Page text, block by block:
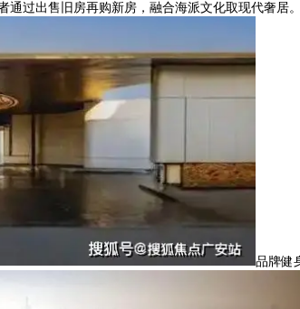
通过出售旧房再购新房，融合海派文化取现代奢居
品牌健